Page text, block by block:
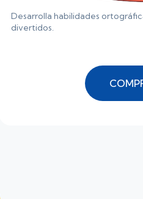
Desarrolla habilidades
divertidos.